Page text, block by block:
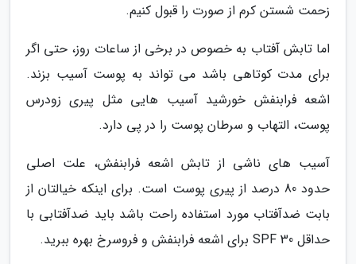
زحمت شستن کرم از صورت را قبول کنیم.
اما تابش آفتاب به خصوص در برخی از ساعات روز، حتی اگر
برای مدت کوتاهی باشد می تواند به پوست آسیب بزند.
اشعه فرابنفش خورشید آسیب هایی مثل پیری زودرس
پوست، التهاب و سرطان پوست را در پی دارد.
آسیب های ناشی از تابش اشعه فرابنفش، علت اصلی
حدود 80 درصد از پیری پوست است. برای اینکه خیالتان از
بابت ضدآفتاب مورد استفاده راحت باشد باید ضدآفتابی با
حداقل SPF 30 برای اشعه فرابنفش و فروسرخ بهره ببرید.